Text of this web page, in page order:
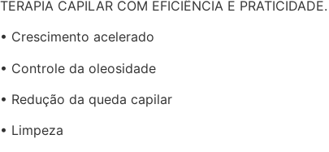
TERAPIA CAPILAR COM EFICIÊNCIA E PRATICIDADE.
• Crescimento acelerado
• Controle da oleosidade
• Redução da queda capilar
• Limpeza